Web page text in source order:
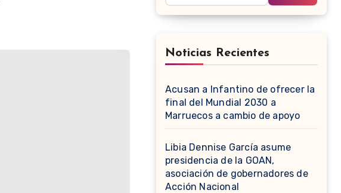
Noticias Recientes
Acusan a Infantino de ofrecer la
final del Mundial 2030 a
Marruecos a cambio de apoyo
Libia Dennise García asume
presidencia de la GOAN,
asociación de gobernadores de
Acción Nacional